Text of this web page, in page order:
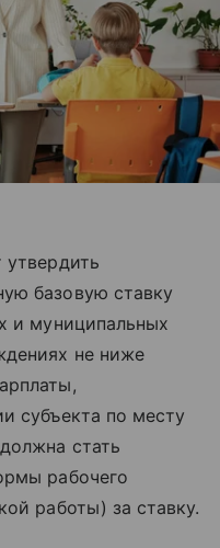
утвердить
базовую ставку
и муниципальных
не ниже
субъекта по месту
стать
рабочего
работы) за ставку.